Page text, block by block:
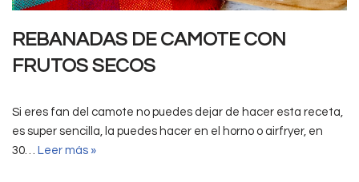
REBANADAS DE CAMOTE CON
FRUTOS SECOS
Si eres fan del camote no puedes dejar de hacer esta receta,
es super sencilla, la puedes hacer en el horno o airfryer, en
30… Leer más »